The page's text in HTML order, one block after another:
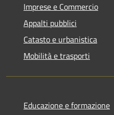
Imprese e Commercio
Appalti pubblici
Catasto e urbanistica
Mobilità e trasporti
Educazione e formazione